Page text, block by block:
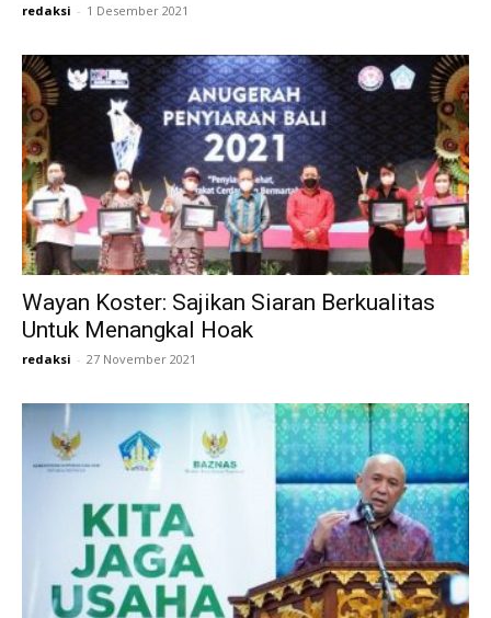
redaksi - 1 Desember 2021
Wayan Koster: Sajikan Siaran Berkualitas
Untuk Menangkal Hoak
redaksi - 27 November 2021